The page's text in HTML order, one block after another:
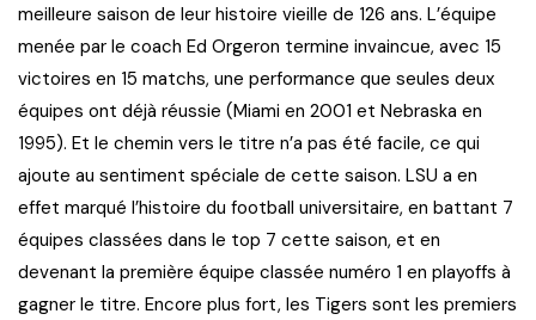
meilleure saison de leur histoire vieille de 126 ans. L’équipe
menée par le coach Ed Orgeron termine invaincue, avec 15
victoires en 15 matchs, une performance que seules deux
équipes ont déjà réussie (Miami en 2001 et Nebraska en
1995). Et le chemin vers le titre n’a pas été facile, ce qui
ajoute au sentiment spéciale de cette saison. LSU a en
effet marqué l’histoire du football universitaire, en battant 7
équipes classées dans le top 7 cette saison, et en
devenant la première équipe classée numéro 1 en playoffs à
gagner le titre. Encore plus fort, les Tigers sont les premiers